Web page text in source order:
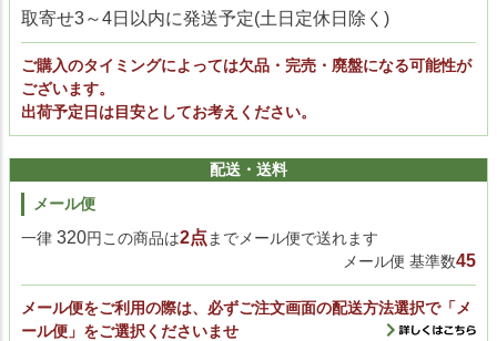
取寄せ3～4日以内に発送予定(土日定休日除く)
ご購入のタイミングによっては欠品・完売・廃盤になる可能性が
ございます。
出荷予定日は目安としてお考えください。
配送・送料
メール便
一律 320円この商品は2点 までメール便で送れます
メール便 基準数45
メール便をご利用の際は、必ずご注文画面の配送方法選択で「メ
ール便」をご選択くださいませ